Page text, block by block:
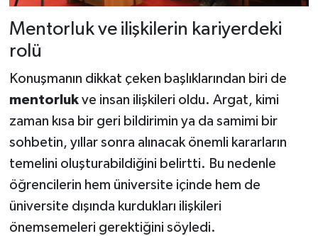
Mentorluk ve ilişkilerin kariyerdeki
rolü
Konuşmanın dikkat çeken başlıklarından biri de
mentorlukve insan ilişkileri oldu. Argat, kimi
zaman kısa bir geri bildirimin ya da samimi bir
sohbetin, yıllar sonra alınacak önemli kararların
temelini oluşturabildiğini belirtti. Bu nedenle
öğrencilerin hem üniversite içinde hem de
üniversite dışında kurdukları ilişkileri
önemsemeleri gerektiğini söyledi.